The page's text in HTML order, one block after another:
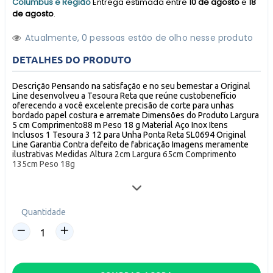
de agosto.
Atualmente,10pessoas estão de olho nesse produto
DETALHES DO PRODUTO
Descrição Pensando na satisfação e no seu bemestar a Original
Line desenvolveu a Tesoura Reta que reúne custobenefício
oferecendo a você excelente precisão de corte para unhas
bordado papel costura e arremate Dimensões do Produto Largura
5 cm Comprimento88 m Peso 18 g Material Aço Inox Itens
Inclusos 1 Tesoura 3 12 para Unha Ponta Reta SL0694 Original
Line Garantia Contra defeito de fabricação Imagens meramente
ilustrativas Medidas Altura 2cm Largura 65cm Comprimento
135cm Peso 18g
Tesoura com ponta rendonda proporciona maior segurança,
qualidade e precisão de corte.
Fabricado em Aço inox
Quantidade